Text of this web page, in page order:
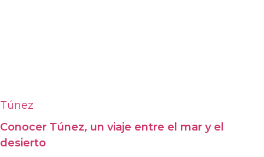
Túnez
Conocer Túnez, un viaje entre el mar y el
desierto